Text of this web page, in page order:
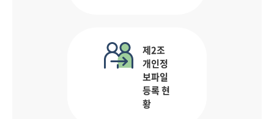
제2조
개인정
보파일
등록 현
황